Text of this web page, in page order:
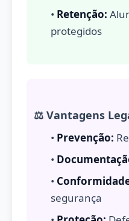
• Retenção:
protegidos
⚖️ Vantagens
• Prevenção:
•
•
segurança